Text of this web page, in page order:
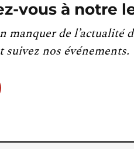
vous à notre
manquer de l’actualité
nos événements.